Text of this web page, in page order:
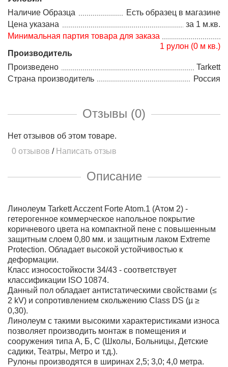
Наличие Образца
Есть образец в магазине
Цена указана
за 1 м.кв.
Минимальная партия товара для заказа
1 рулон (0 м кв.)
Производитель
Произведено
Tarkett
Страна производитель
Россия
Отзывы (0)
Нет отзывов об этом товаре.
0 отзывов / Написать отзыв
Описание
Линолеум Tarkett Acczent Forte Atom.1 (Атом 2) -
гетерогенное коммерческое напольное покрытие
коричневого цвета на компактной пене с повышенным
защитным слоем 0,80 мм. и защитным лаком Extreme
Protection. Обладает высокой устойчивостью к
деформации.
Класс износостойкости 34/43 - соответствует
классификации ISO 10874.
Данный пол обладает антистатическими свойствами (≤
2 kV) и сопротивлением скольжению Class DS (µ ≥
0,30).
Линолеум с такими высокими характеристиками износа
позволяет производить монтаж в помещения и
сооружения типа А, Б, С (Школы, Больницы, Детские
садики, Театры, Метро и т.д.).
Рулоны производятся в ширинах 2,5; 3,0; 4,0 метра.